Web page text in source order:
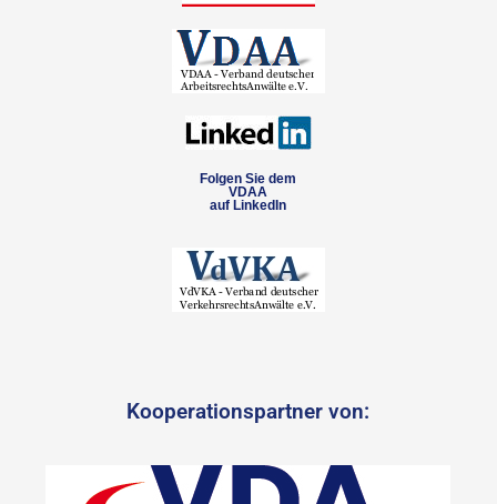
Folgen Sie dem
VDAA
auf LinkedIn
Kooperationspartner von: